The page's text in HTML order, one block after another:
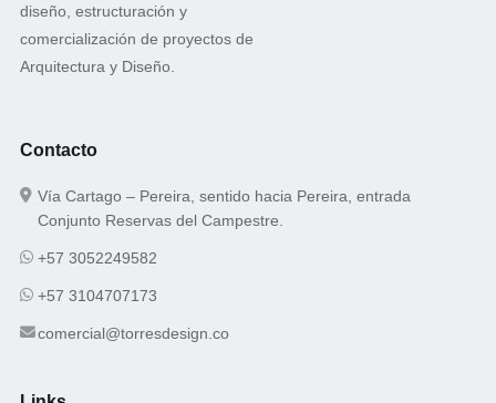
diseño, estructuración y
comercialización de proyectos de
Arquitectura y Diseño.
Contacto
Vía Cartago – Pereira, sentido hacia Pereira, entrada
Conjunto Reservas del Campestre.
+57 3052249582
+57 3104707173
comercial@torresdesign.co